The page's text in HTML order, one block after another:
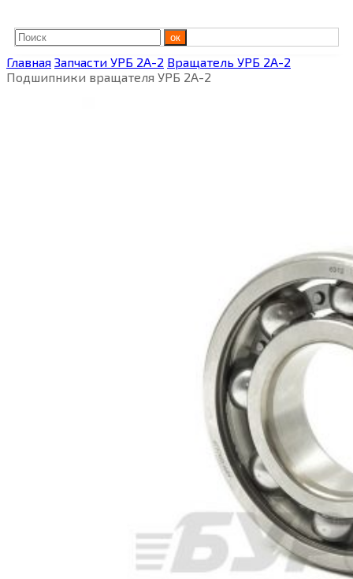
ок
Главная Запчасти УРБ 2А-2 Вращатель УРБ 2А-2
Подшипники вращателя УРБ 2А-2